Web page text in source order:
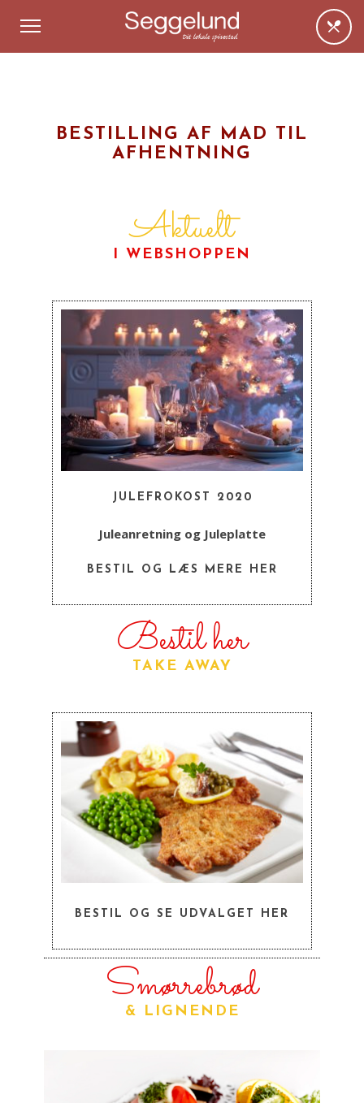
BESTILLING AF MAD TIL
AFHENTNING
Aktuelt
I WEBSHOPPEN
JULEFROKOST 2020
Juleanretning og Juleplatte
BESTIL OG LÆS MERE HER
Bestil her
TAKE AWAY
BESTIL OG SE UDVALGET HER
Smørrebrød
& LIGNENDE